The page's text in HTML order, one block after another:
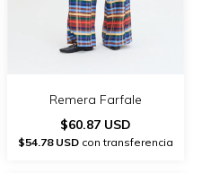
Remera Farfale
$60.87 USD
$54.78 USD con transferencia